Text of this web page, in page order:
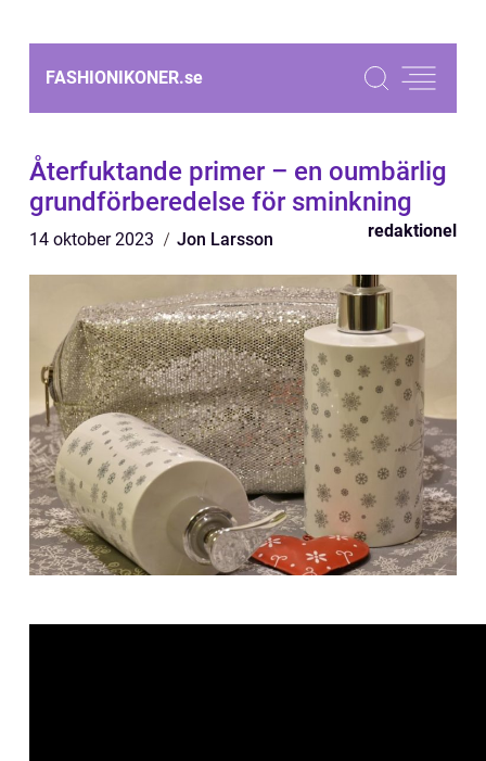
FASHIONIKONER.se
Återfuktande primer – en oumbärlig
grundförberedelse för sminkning
14 oktober 2023 Jon Larsson redaktionel